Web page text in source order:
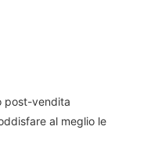
post-vendita
al meglio le